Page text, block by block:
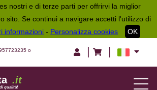
nostri e di terze parti per offrirvi la miglior
sito. Se continui a navigare accetti l'utilizzo di
informazioni - Personalizza cookies OK
o
| |
.it
qualità!